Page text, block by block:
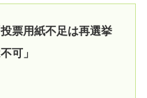
票用紙不足は再選挙
可」